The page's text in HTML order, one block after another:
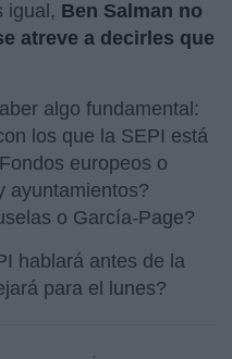
igual, Ben Salman no
atreve a decirles que
algo fundamental:
los que la SEPI está
europeos o
ayuntamientos?
o García-Page?
hablará antes de la
para el lunes?